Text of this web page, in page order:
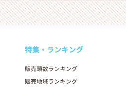
特集・ランキング
販売頭数ランキング
販売地域ランキング